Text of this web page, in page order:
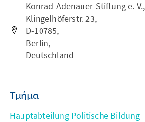
Konrad-Adenauer-Stiftung e. V.,
Klingelhöferstr. 23,
D-10785,
Berlin,
Deutschland
Τμήμα
Hauptabteilung Politische Bildung